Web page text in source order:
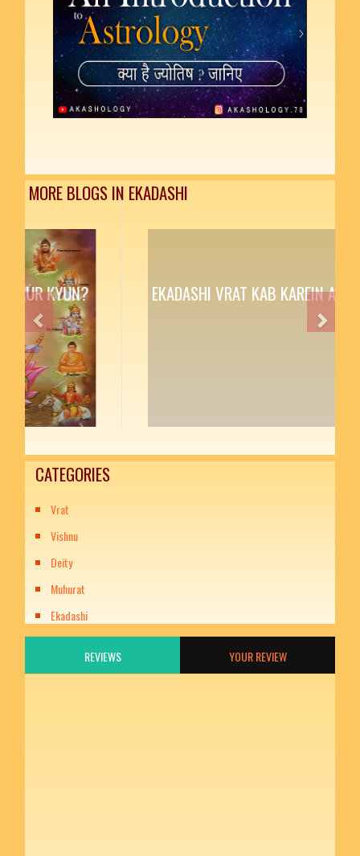
MORE BLOGS IN EKADASHI
EKADASHI VRAT KAB KAREIN AUR KYUN?
Previous Next
CATEGORIES
Vrat
Vishnu
Deity
Muhurat
Ekadashi
REVIEWS YOUR REVIEW